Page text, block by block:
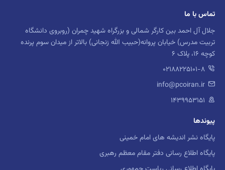
تماس با ما
جلال آل احمد بین کارگر شمالی و بزرگراه شهید چمران (روبروی دانشگاه
تربیت مدرس) خیابان پروانه(حبیب الله زنجانی) بالاتر از میدان سوم پرنده
کوچه 16، پلاک 6
02188225101-8
info@pcoiran.ir
۱۴۳۹۹۵۳۱۵۱
پیوندها
پایگاه نشر اندیشه های امام خمینی
پایگاه اطلاع رسانی دفتر مقام معظم رهبری